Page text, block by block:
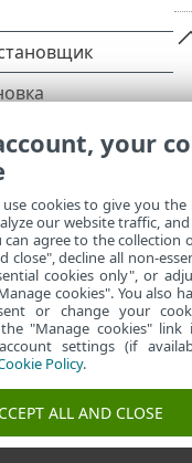
Форум ESET
r.o. - Все права
your
cookies to give you
our website traffic,
can agree to the collection
close", decline all non-
cookies only", or
cookies". You also
or change your
"Manage cookies" link
settings (if
Policy.
ALL AND CLOSE